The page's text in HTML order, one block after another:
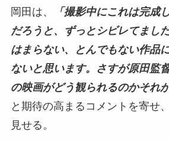
岡田は、 「撮影中にこれは完成
だろうと、ずっとシビレてま し
はまらない、とんでもない作品
ないと思います。さすが原田監
の映画がどう観られるのかそれ
と期待の高まるコメントを寄せ
見せる。